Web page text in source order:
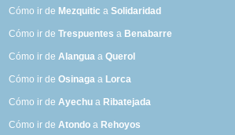
Cómo ir de Mezquitic aSolidaridad
Cómo ir deTrespuentes a Benabarre
Cómo ir deAlangua aQuerol
Cómo ir deOsinaga a Lorca
Cómo ir deAyechu a Ribatejada
Cómo ir deAtondo a Rehoyos